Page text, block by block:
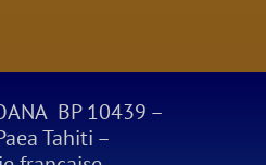
BP 10439 –
Tahiti –